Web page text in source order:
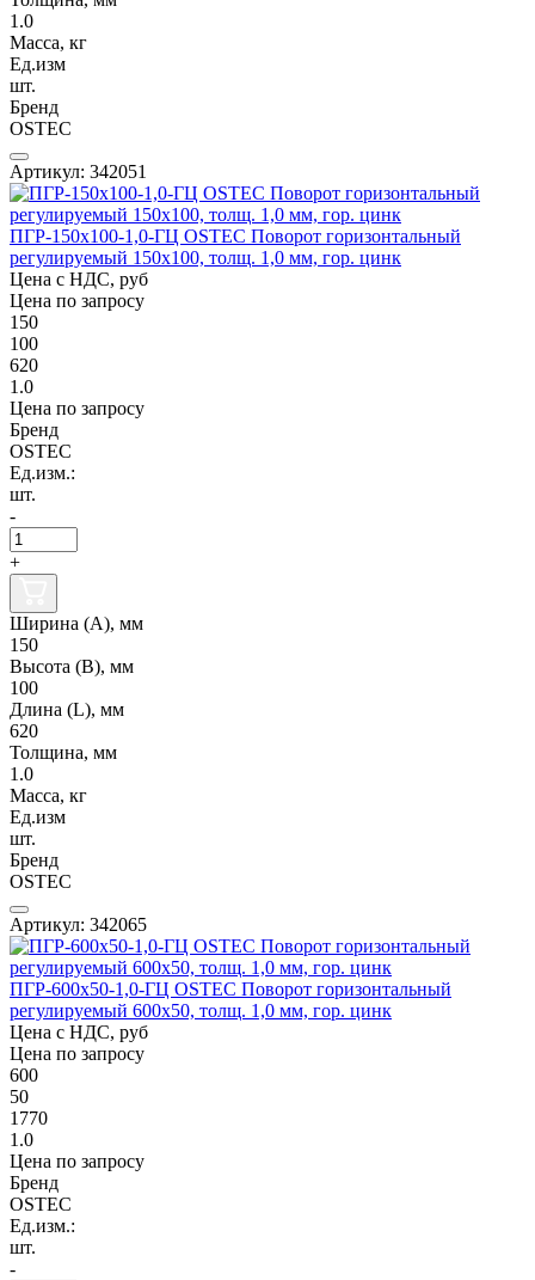
1.0
Масса, кг
Ед.изм
шт.
Бренд
OSTEC
Артикул: 342051
ПГР-150х100-1,0-ГЦ OSTEC Поворот горизонтальный
регулируемый 150х100, толщ. 1,0 мм, гор. цинк
Цена с НДС, руб
Цена по запросу
150
100
620
1.0
Цена по запросу
Бренд
OSTEC
Ед.изм.:
шт.
-
+
Ширина (А), мм
150
Высота (В), мм
100
Длина (L), мм
620
Толщина, мм
1.0
Масса, кг
Ед.изм
шт.
Бренд
OSTEC
Артикул: 342065
ПГР-600х50-1,0-ГЦ OSTEC Поворот горизонтальный
регулируемый 600х50, толщ. 1,0 мм, гор. цинк
Цена с НДС, руб
Цена по запросу
600
50
1770
1.0
Цена по запросу
Бренд
OSTEC
Ед.изм.:
шт.
-